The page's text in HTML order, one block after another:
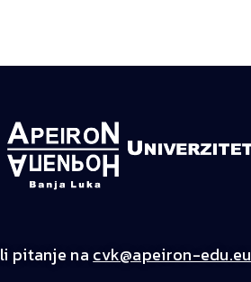
pitanje na cvk@apeiron-edu.eu